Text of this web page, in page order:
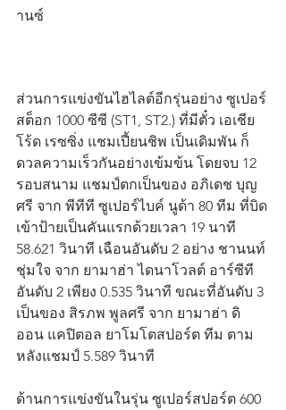
านซ์
ส่วนการแข่งขันไฮไลต์อีกรุ่นอย่าง ซูเปอร์
สต็อก 1000 ซีซี (ST1, ST2.) ที่มีตั๋ว เอเชีย
โร้ด เรซซิ่ง แชมเปี้ยนชิพ เป็นเดิมพัน ก็
ดวลความเร็วกันอย่างเข้มข้น โดยจบ 12
รอบสนาม แชมป์ตกเป็นของ อภิเดช บุญ
ศรี จาก พีทีที ซูเปอร์ไบค์ นูด้า 80 ทีม ที่บิด
เข้าป้ายเป็นคันแรกด้วยเวลา 19 นาที
58.621 วินาที เฉือนอันดับ 2 อย่าง ชานนท์
ชุ่มใจ จาก ยามาฮ่า ไดนาโวลต์ อาร์ซีที
อันดับ 2 เพียง 0.535 วินาที ขณะที่อันดับ 3
เป็นของ สิรภพ พูลศรี จาก ยามาฮ่า ดิ
ออน แคปิตอล ยาโมโตสปอร์ต ทีม ตาม
หลังแชมป์ 5.589 วินาที
ด้านการแข่งขันในรุ่น ซูเปอร์สปอร์ต 600